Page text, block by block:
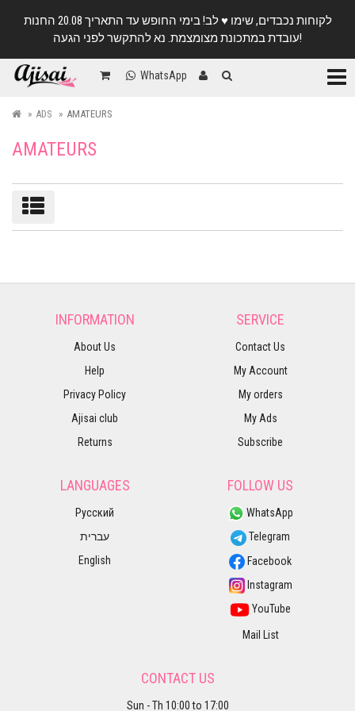
לקוחות נכבדים, שימו ♥️ לב! בימי החופש עד התאריך 20.08 החנות
עובדת במתכונת מצומצמת. נא להתקשר לפני הגעה!
WhatsApp
ADS AMATEURS
AMATEURS
Sort/filter
INFORMATION
About Us
Help
Privacy Policy
Ajisai club
Returns
SERVICE
Contact Us
My Account
My orders
My Ads
Subscribe
LANGUAGES
Русский
עברית
English
FOLLOW US
WhatsApp
Telegram
Facebook
Instagram
YouTube
Mail List
CONTACT US
Sun - Th 10:00 to 17:00